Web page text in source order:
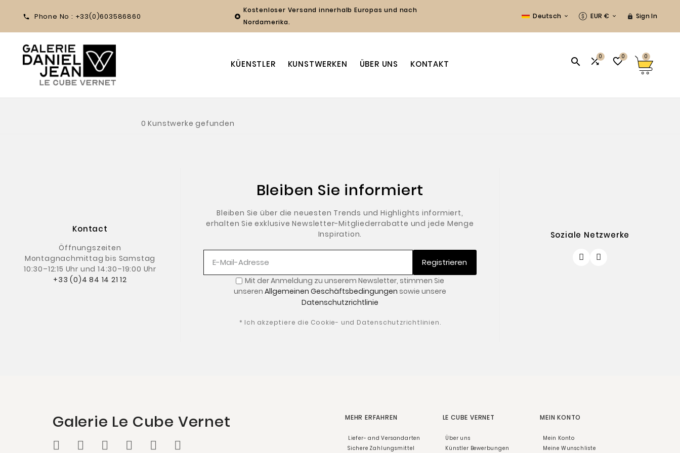
 Phone No : +33(0)603586860 
Kostenloser Versand innerhalb Europas und nach
Nordamerika.
Deutsch  EUR €   Sign In
KÜENSTLER KUNSTWERKEN ÜBER UNS KONTAKT  0 0 0
0 Kunstwerke gefunden
Kontact
Öffnungszeiten
Montagnachmittag bis Samstag
10:30–12:15 Uhr und 14:30–19:00 Uhr
+33 (0)4 84 14 21 12
Bleiben Sie informiert
Bleiben Sie über die neuesten Trends und Highlights informiert,
erhalten Sie exklusive Newsletter-Mitgliederrabatte und jede Menge
Inspiration.
Registrieren
Mit der Anmeldung zu unserem Newsletter, stimmen Sie
unseren Allgemeinen Geschäftsbedingungen sowie unsere
Datenschutzrichtlinie
* Ich akzeptiere die Cookie- und Datenschutzrichtlinien.
Soziale Netzwerke
Galerie Le Cube Vernet MEHR ERFAHREN
Liefer- and Versandarten
Sichere Zahlungsmittel
LE CUBE VERNET
Über uns
Künstler Bewerbungen
MEIN KONTO
Mein Konto
Meine Wunschliste